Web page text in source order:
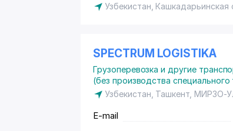
Узбекистан, Кашкадарьинская
SPECTRUM LOGISTIKA
Грузоперевозка и другие
(без производства
Узбекистан, Ташкент, МИРЗО-
E-mail